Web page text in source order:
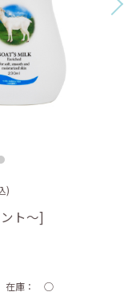
)
ト～]
在庫 ○